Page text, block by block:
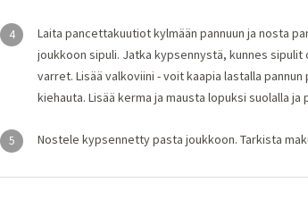
4
Laita pancettakuutiot kylmään pannuun ja nosta
joukkoon sipuli. Jatka kypsennystä, kunnes
varret. Lisää valkoviini - voit kaapia lastalla
kiehauta. Lisää kerma ja mausta lopuksi suolalla ja
5 Nostele kypsennetty pasta joukkoon. Tarkista